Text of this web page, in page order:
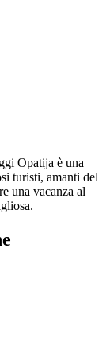
Opatija è una
turisti, amanti del
una vacanza al